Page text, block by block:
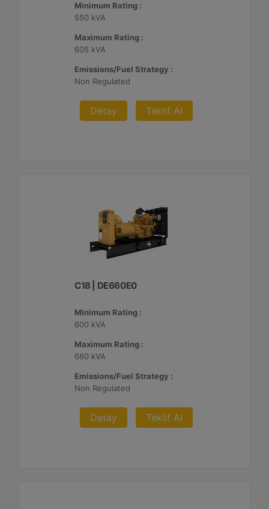
Minimum Rating :
550 kVA
Maximum Rating :
605 kVA
Emissions/Fuel Strategy :
Non Regulated
Detay Teklif Al
C18 | DE660E0
Minimum Rating :
600 kVA
Maximum Rating :
660 kVA
Emissions/Fuel Strategy :
Non Regulated
Detay Teklif Al